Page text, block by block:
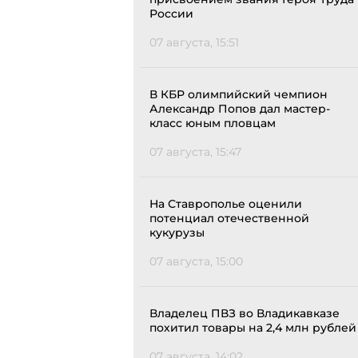
России
07 августа, 15:51
В КБР олимпийский чемпион
Александр Попов дал мастер-
класс юным пловцам
07 августа, 15:47
На Ставрополье оценили
потенциал отечественной
кукурузы
07 августа, 15:00
Владелец ПВЗ во Владикавказе
похитил товары на 2,4 млн рублей